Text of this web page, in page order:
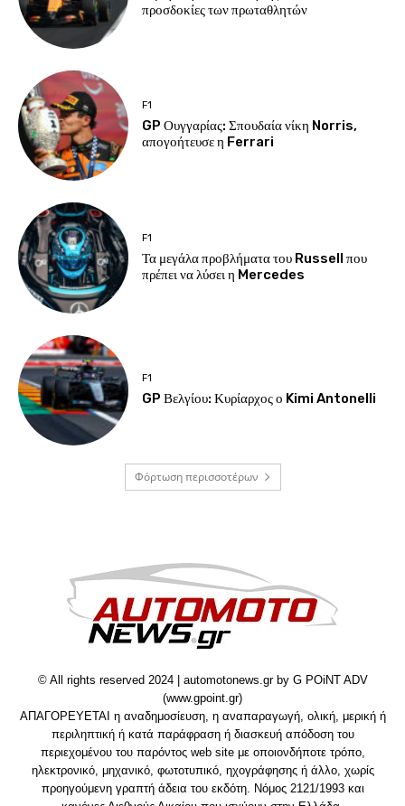
προσδοκίες των πρωταθλητών
F1
GP Ουγγαρίας: Σπουδαία νίκη Norris,
απογοήτευσε η Ferrari
F1
Τα μεγάλα προβλήματα του Russell που
πρέπει να λύσει η Mercedes
F1
GP Βελγίου: Κυρίαρχος ο Kimi Antonelli
Φόρτωση περισσοτέρων
© All rights reserved 2024 | automotonews.gr by G POiNT ADV
(www.gpoint.gr)
ΑΠΑΓΟΡΕΥΕΤΑΙ η αναδημοσίευση, η αναπαραγωγή, ολική, μερική ή
περιληπτική ή κατά παράφραση ή διασκευή απόδοση του
περιεχομένου του παρόντος web site με οποιονδήποτε τρόπο,
ηλεκτρονικό, μηχανικό, φωτοτυπικό, ηχογράφησης ή άλλο, χωρίς
προηγούμενη γραπτή άδεια του εκδότη. Νόμος 2121/1993 και